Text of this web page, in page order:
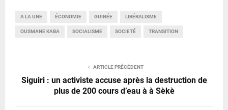
A LA UNE ÉCONOMIE GUINÉE LIBÉRALISME
OUSMANE KABA SOCIALISME SOCIETÉ TRANSITION
ARTICLE PRÉCÉDENT
Siguiri : un activiste accuse après la destruction de
plus de 200 cours d’eau à à Sèkè